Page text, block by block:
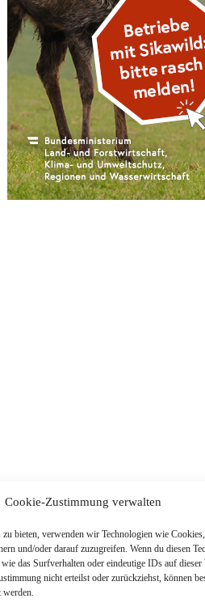
Cookie-Zustimmung verwalten
bieten, verwenden wir Technologien wie
und/oder darauf zuzugreifen. Wenn du diesen
das Surfverhalten oder eindeutige IDs auf dieser
nicht erteilst oder zurückziehst, können
werden.